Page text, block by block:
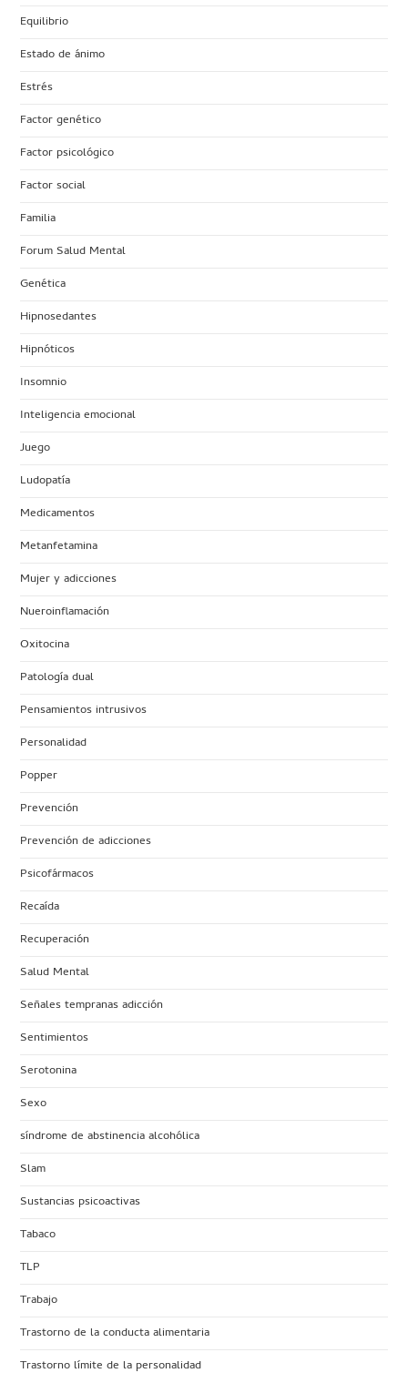
Equilibrio
Estado de ánimo
Estrés
Factor genético
Factor psicológico
Factor social
Familia
Forum Salud Mental
Genética
Hipnosedantes
Hipnóticos
Insomnio
Inteligencia emocional
Juego
Ludopatía
Medicamentos
Metanfetamina
Mujer y adicciones
Nueroinflamación
Oxitocina
Patología dual
Pensamientos intrusivos
Personalidad
Popper
Prevención
Prevención de adicciones
Psicofármacos
Recaída
Recuperación
Salud Mental
Señales tempranas adicción
Sentimientos
Serotonina
Sexo
síndrome de abstinencia alcohólica
Slam
Sustancias psicoactivas
Tabaco
TLP
Trabajo
Trastorno de la conducta alimentaria
Trastorno límite de la personalidad